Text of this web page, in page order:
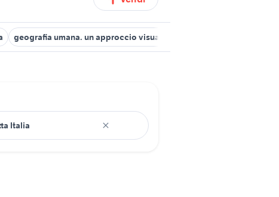
geografia umana. un approccio visuale